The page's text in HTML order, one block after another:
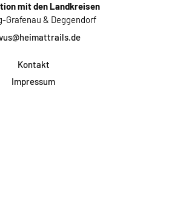
mit den Landkreisen
Grafenau & Deggendorf
Kontakt
Impressum